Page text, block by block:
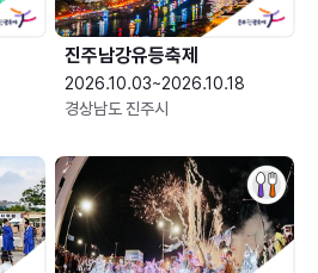
진주남강유등축제
2026.10.03~2026.10.18
경상남도 진주시